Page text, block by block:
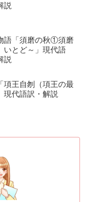
説
語「須磨の秋①須磨
いとど～」現代語
説
項王自刎（項王の最
現代語訳・解説